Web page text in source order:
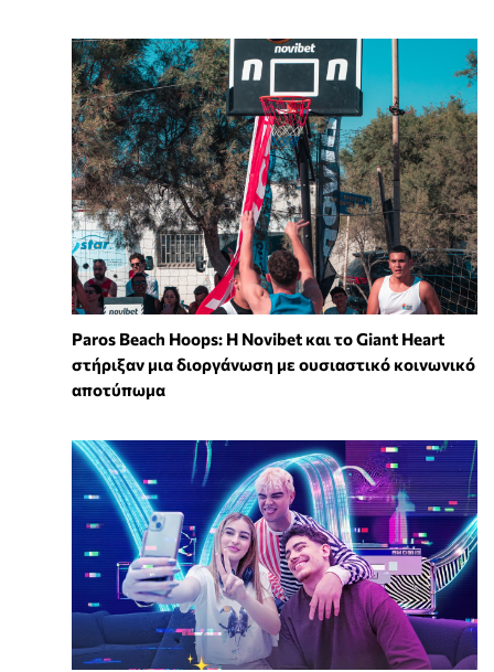
Paros Beach Hoops: Η Novibet και το Giant Heart
στήριξαν μια διοργάνωση με ουσιαστικό κοινωνικό
αποτύπωμα